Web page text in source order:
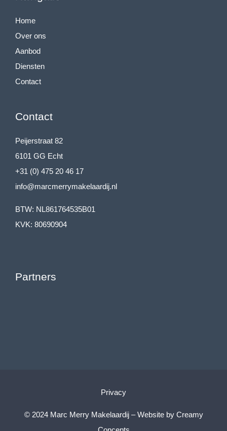
Home
Over ons
Aanbod
Diensten
Contact
Contact
Peijerstraat 82
6101 GG Echt
+31 (0) 475 20 46 17
info@marcmerrymakelaardij.nl
BTW: NL861764535B01
KVK: 80690904
Partners
© 2024 Marc Merry Makelaardij – Website by Creamy
Privacy